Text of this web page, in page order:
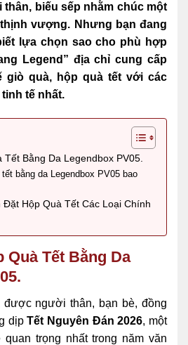
biếu sếp nhằm chúc một
vượng. Nhưng bạn đang
lựa chọn sao cho phù hợp
Legend” địa chỉ cung cấp
giò quà, hộp quà tết với các
tế nhất.
Bằng Da Legendbox PV05.
bằng da Legendbox PV05 bao
Hộp Quà Tết Các Loại Chính
Quà Tết Bằng Da
người thân, bạn bè, đồng
dịpTết Nguyên Đán 2026, một
trọng nhất trong năm văn